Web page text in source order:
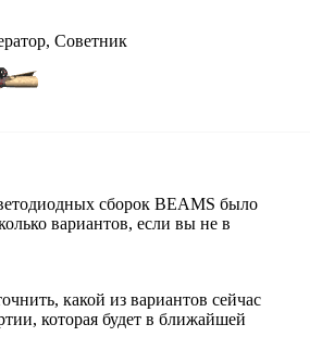
Советник
сборок BEAMS было
вариантов, если вы не в
какой из вариантов сейчас
которая будет в ближайшей